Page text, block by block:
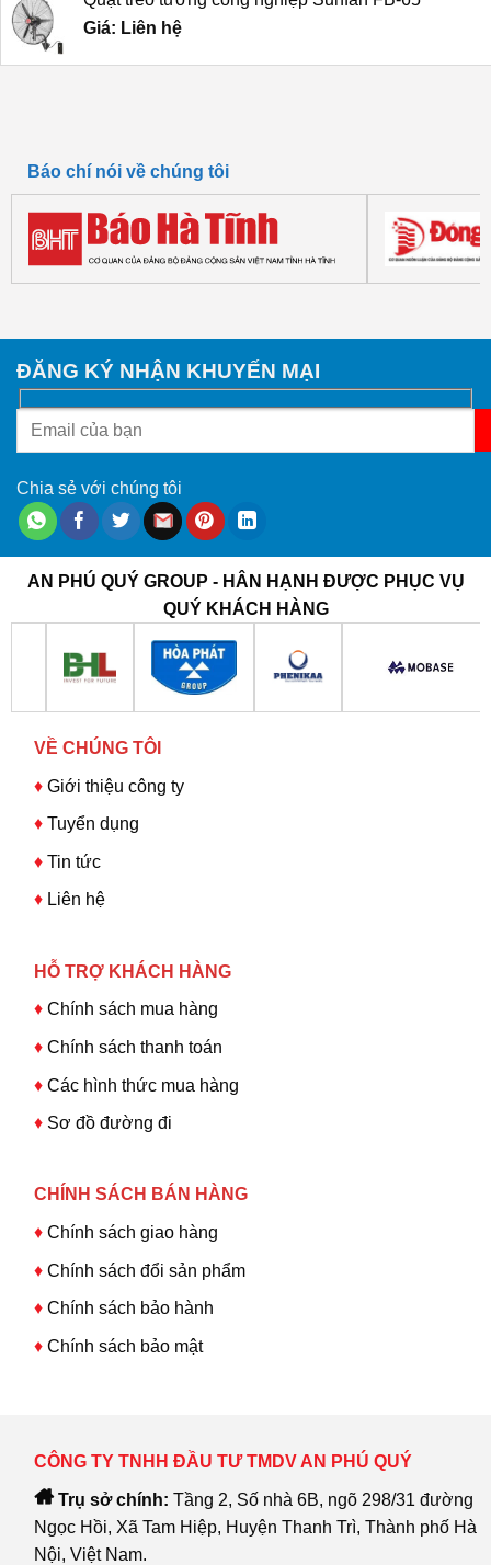
Giá: Liên hệ
Báo chí nói về chúng tôi
ĐĂNG KÝ NHẬN KHUYẾN MẠI
Chia sẻ với chúng tôi
AN PHÚ QUÝ GROUP - HÂN HẠNH ĐƯỢC PHỤC VỤ
QUÝ KHÁCH HÀNG
VỀ CHÚNG TÔI
♦ Giới thiệu công ty
♦Tuyển dụng
♦ Tin tức
♦ Liên hệ
HỖ TRỢ KHÁCH HÀNG
♦Chính sách mua hàng
♦ Chính sách thanh toán
♦ Các hình thức mua hàng
♦ Sơ đồ đường đi
CHÍNH SÁCH BÁN HÀNG
♦ Chính sách giao hàng
♦ Chính sách đổi sản phẩm
♦ Chính sách bảo hành
♦ Chính sách bảo mật
CÔNG TY TNHH ĐẦU TƯ TMDV AN PHÚ QUÝ
Trụ sở chính: Tầng 2, Số nhà 6B, ngõ 298/31 đường
Ngọc Hồi, Xã Tam Hiệp, Huyện Thanh Trì, Thành phố Hà
Nội, Việt Nam.